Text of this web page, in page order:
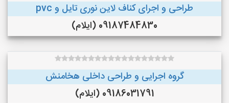
طراحی و اجرای کناف لاین نوری تایل و pvc
09187484830 (ایلام)
گروه اجرایی و طراحی داخلی هخامنش
09186031791 (ایلام)